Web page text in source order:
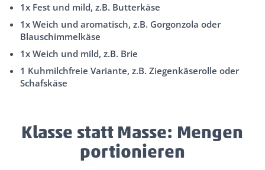
1x Fest und mild, z.B. Butterkäse
1x Weich und aromatisch, z.B. Gorgonzola oder
Blauschimmelkäse
1x Weich und mild, z.B. Brie
1 Kuhmilchfreie Variante, z.B. Ziegenkäserolle oder
Schafskäse
Klasse statt Masse: Mengen
portionieren